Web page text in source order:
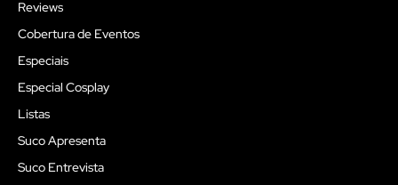
Reviews
Cobertura de Eventos
Especiais
Especial Cosplay
Listas
Suco Apresenta
Suco Entrevista